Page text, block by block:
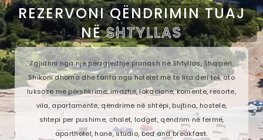
REZERVONI QËNDRIMIN TUAJ
NËSHTYLLAS
Zgjidhni nga një përzgjedhje pronash në Shtyllas, Shqipëri.
Shikoni dhoma dhe tarifa nga hotelet më të lira deri tek ato
luksoze me përshkrime, imazhe, lokacione, komente, resorte,
vila, apartamente, qëndrime në shtëpi, bujtina, hostele,
shtepi per pushime, chalet, lodget, qëndrim në fermë,
aparthotel, hanë, studio, bed and breakfast.